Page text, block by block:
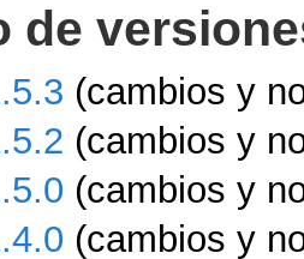
de
(cambios y
(cambios y
(cambios y
(cambios y